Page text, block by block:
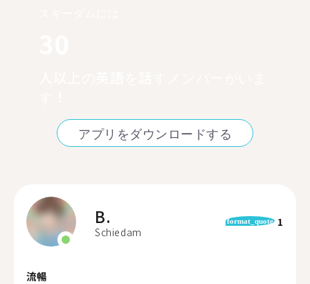
アプリをダウンロードする
B.
Schiedam
format_quote 1
流暢